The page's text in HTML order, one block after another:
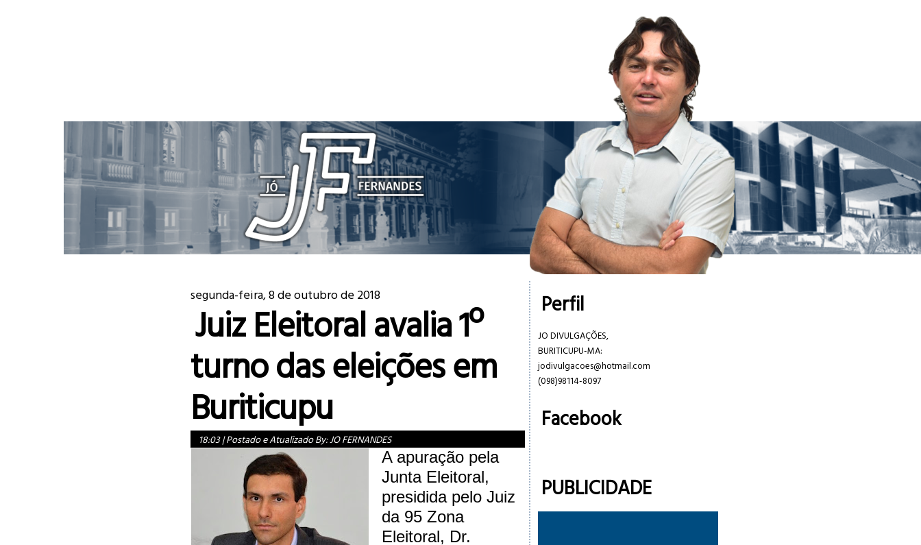
segunda-feira, 8 de outubro de 2018
Juiz Eleitoral avalia 1º
turno das eleições em
Buriticupu
18:03|Postado e Atualizado By:JO FERNANDES
A apuração pela
Junta Eleitoral,
presidida pelo Juiz
da 95 Zona
Eleitoral, Dr.
Perfil
JO DIVULGAÇÕES,
BURITICUPU-MA:
jodivulgacoes@hotmail.com
(098)98114-8097
Facebook
PUBLICIDADE